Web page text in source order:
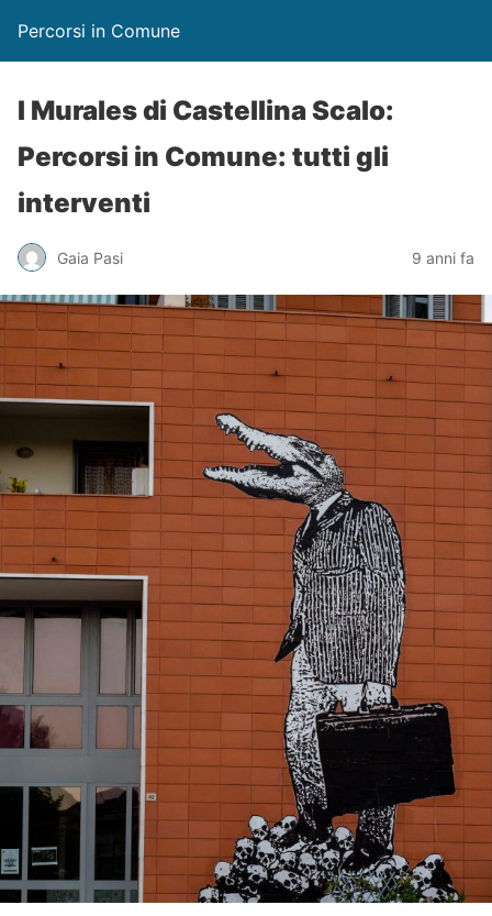
Percorsi in Comune
I Murales di Castellina Scalo:
Percorsi in Comune: tutti gli
interventi
Gaia Pasi 9 anni fa